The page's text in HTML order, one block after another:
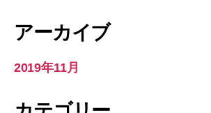
アーカイブ
2019年11月